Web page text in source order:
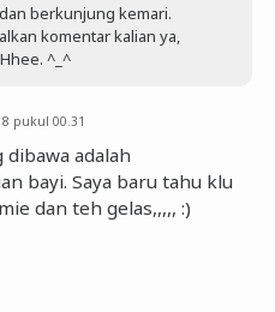
berkunjung kemari.
komentar kalian ya,
^_^
pukul 00.31
adalah
bayi. Saya baru tahu klu
dan teh gelas,,,,, :)